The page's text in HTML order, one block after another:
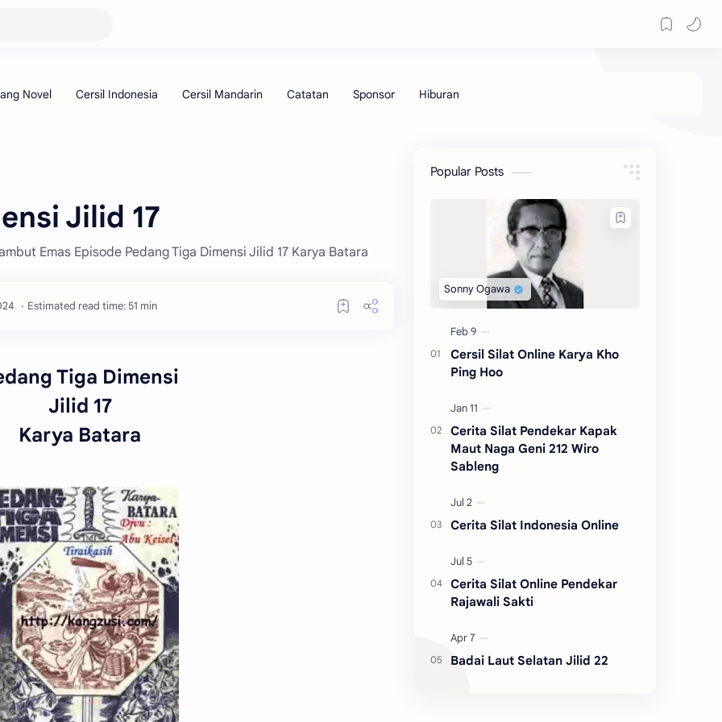
Jilid 17
Emas Episode Pedang Tiga Dimensi Jilid 17 Karya Batara
Estimated read time: 51 min
Tiga Dimensi
Jilid 17
Karya Batara
Popular Posts
Cersil Silat Online Karya Kho
Ping Hoo
Cerita Silat Pendekar Kapak
Maut Naga Geni 212 Wiro
Sableng
Cerita Silat Indonesia Online
Cerita Silat Online Pendekar
Rajawali Sakti
Badai Laut Selatan Jilid 22